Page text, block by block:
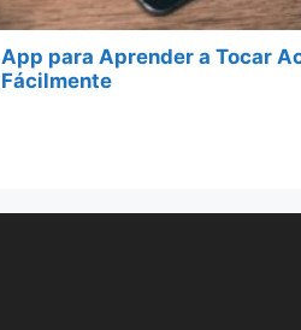
App para Aprender a Tocar
Fácilmente